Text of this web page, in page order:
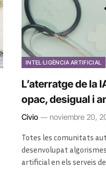
INTEL·LIGÈNCIA ARTIFICIAL
L’aterratge de la
opac, desigual i
Civio noviembre 20,
Totes les comunitats
desenvolupat
artificial en els serveis